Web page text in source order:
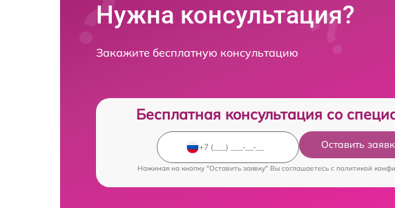
Нужна консультация?
Закажите бесплатную консультацию
Бесплатная консультация со
Оставить
Нажимая на кнопку "Оставить заявку" Вы соглашаетесь c политикой